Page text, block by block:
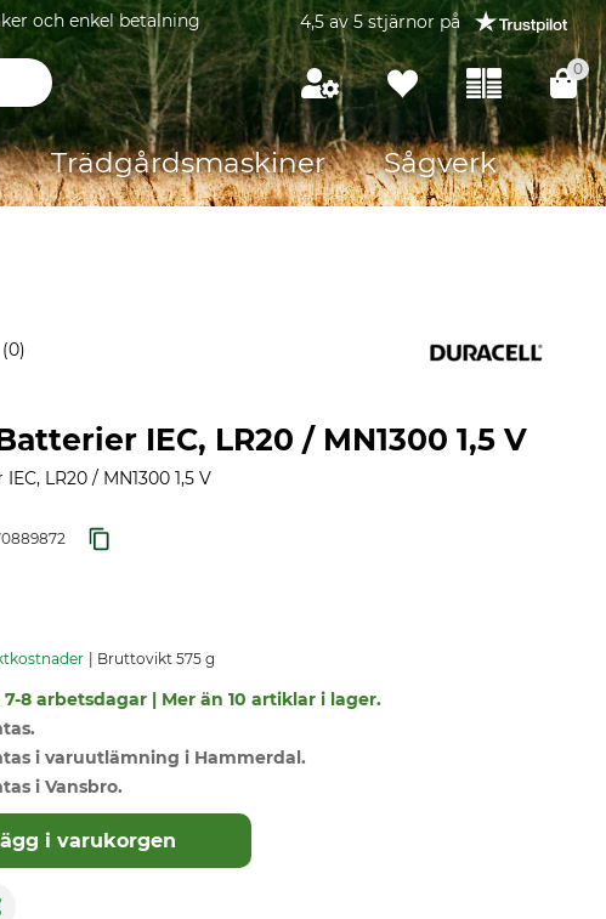
och enkel betalning 4,5 av 5 stjärnor på
0
Trädgårdsmaskiner Sågverk
0
IEC, LR20 / MN1300 1,5 V
LR20 / MN1300 1,5 V
Bruttovikt 575 g
8 arbetsdagar | Mer än 10 artiklar i lager.
i varuutlämning i Hammerdal.
i Vansbro.
i varukorgen